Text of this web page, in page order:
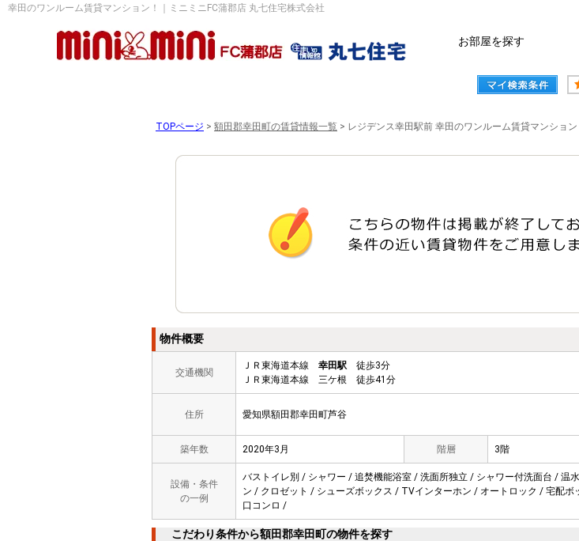
幸田のワンルーム賃貸マンション！｜ミニミニFC蒲郡店 丸七住宅株式会社
お部屋を探す
TOPページ > 額田郡幸田町の賃貸情報一覧 > レジデンス幸田駅前 幸田のワンルーム賃貸マンション
物件概要
交通機関
ＪＲ東海道本線 幸田駅 徒歩3分
ＪＲ東海道本線 三ケ根 徒歩41分
住所 愛知県額田郡幸田町芦谷
築年数 2020年3月 階層 3階
設備・条件
の一例
バストイレ別 / シャワー / 追焚機能浴室 / 洗面所独立 / シャワー付洗面台 /
ン / クロゼット / シューズボックス / TVインターホン / オートロック / 宅配
口コンロ /
こだわり条件から額田郡幸田町の物件を探す